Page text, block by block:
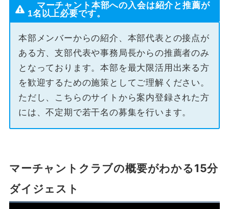
マーチャント本部への入会は紹介と推薦が
1名以上必要です。
本部メンバーからの紹介、本部代表との接点が
ある方、支部代表や事務局長からの推薦者のみ
となっております。本部を最大限活用出来る方
を歓迎するための施策としてご理解ください。
ただし、こちらのサイトから案内登録された方
には、不定期で若干名の募集を行います。
マーチャントクラブの概要がわかる15分
ダイジェスト